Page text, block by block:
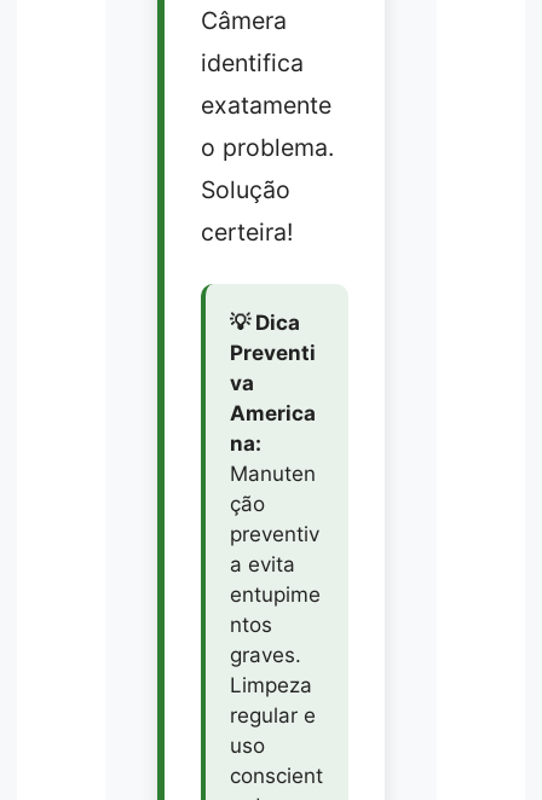
Câmera
identifica
exatamente
o problema.
Solução
certeira!
💡 Dica
Preventi
va
America
na:
Manuten
ção
preventiv
a evita
entupime
ntos
graves.
Limpeza
regular e
uso
conscient